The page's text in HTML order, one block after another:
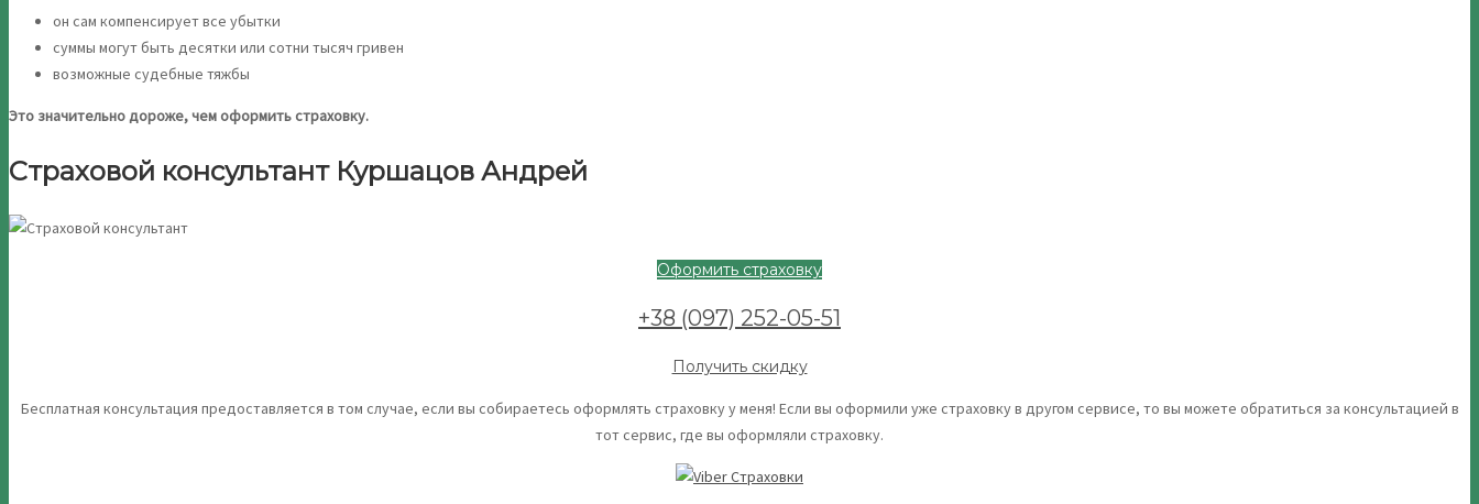
он сам компенсирует все убытки
суммы могут быть десятки или сотни тысяч гривен
возможные судебные тяжбы
Это значительно дороже, чем оформить страховку.
Страховой консультант Куршацов Андрей
Оформить страховку
+38 (097) 252-05-51
Получить скидку
Бесплатная консультация предоставляется в том случае, если вы собираетесь оформлять страховку у меня! Если вы оформили уже страховку в другом сервисе, то вы можете обратиться за консультацией в
тот сервис, где вы оформляли страховку.